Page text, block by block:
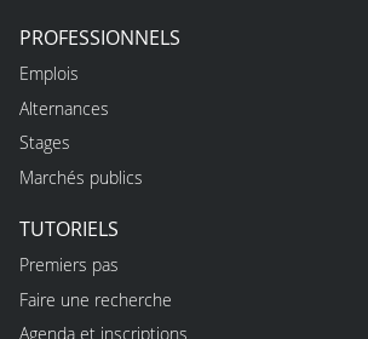
PROFESSIONNELS
Emplois
Alternances
Stages
Marchés publics
TUTORIELS
Premiers pas
Faire une recherche
Agenda et inscriptions